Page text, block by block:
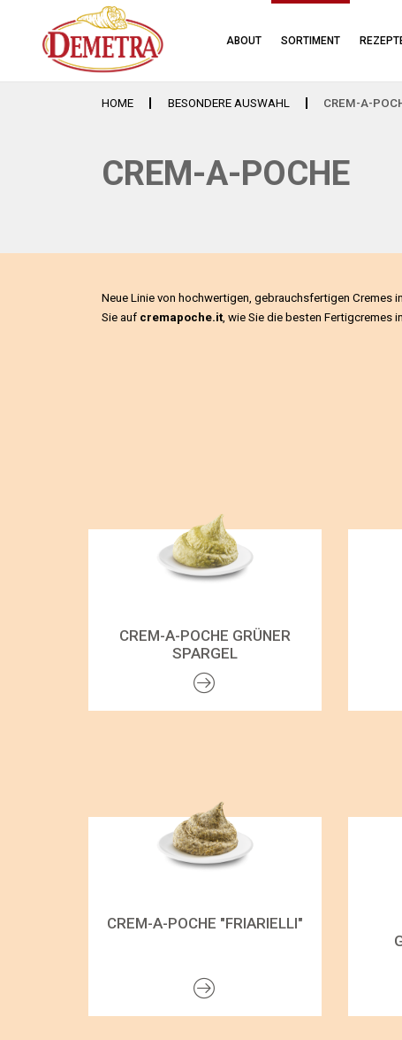
ABOUT SORTIMENT
HOME BESONDERE AUSWAHL CREM-A-
CREM-A-POCHE
Neue Linie von hochwertigen, gebrauchsfertigen Cremes
Sie auf cremapoche.it , wie Sie die besten Fertigcremes
CREM-A-POCHE GRÜNER
SPARGEL
CREM-A-POCHE "FRIARIELLI"